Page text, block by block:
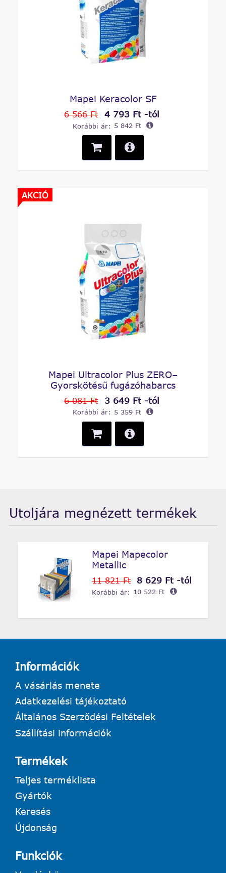
Mapei Keracolor SF
6 566 Ft 4 793 Ft -tól
Korábbi ár: 5 842 Ft
AKCIÓ
Mapei Ultracolor Plus ZERO–
Gyorskötésű fugázóhabarcs
6 081 Ft 3 649 Ft -tól
Korábbi ár: 5 359 Ft
Utoljára megnézett termékek
Mapei Mapecolor
Metallic
11 821 Ft 8 629 Ft -tól
Korábbi ár: 10 522 Ft
Információk
A vásárlás menete
Adatkezelési tájékoztató
Általános Szerződési Feltételek
Szállítási információk
Termékek
Teljes terméklista
Gyártók
Keresés
Újdonság
Funkciók